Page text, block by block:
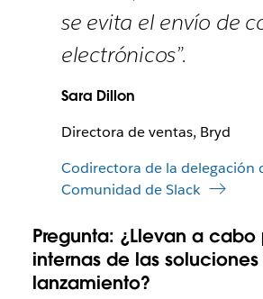
se evita el envío de
electrónicos”.
Sara Dillon
Directora de ventas, Bryd
Codirectora de la delegación
Comunidad de Slack
Pregunta: ¿Llevan a cabo
internas de las
lanzamiento?